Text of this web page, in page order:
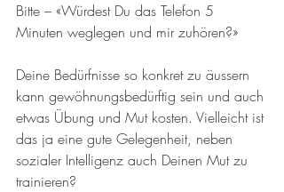
Bitte – «Würdest Du das Telefon 5
Minuten weglegen und mir zuhören?»
Deine Bedürfnisse so konkret zu äussern
kann gewöhnungsbedürftig sein und auch
etwas Übung und Mut kosten. Vielleicht ist
das ja eine gute Gelegenheit, neben
sozialer Intelligenz auch Deinen Mut zu
trainieren?